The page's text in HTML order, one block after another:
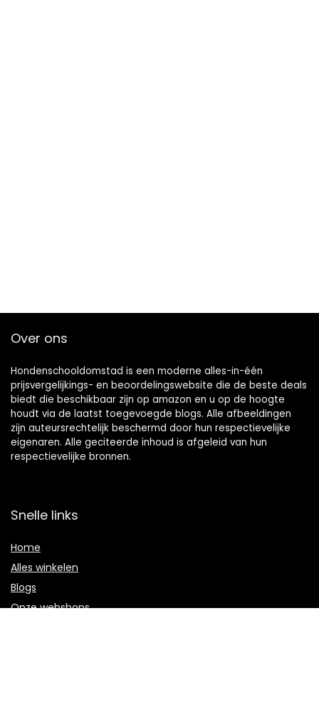
Over ons
Hondenschooldomstad is een moderne alles-in-één
prijsvergelijkings- en beoordelingswebsite die de beste deals
biedt die beschikbaar zijn op amazon en u op de hoogte
houdt via de laatst toegevoegde blogs. Alle afbeeldingen
zijn auteursrechtelijk beschermd door hun respectievelijke
eigenaren. Alle geciteerde inhoud is afgeleid van hun
respectievelijke bronnen.
Snelle links
Home
Alles winkelen
Blogs
Onze webshops